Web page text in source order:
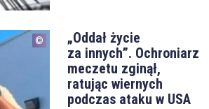
„Oddał życie
za innych”. Ochroniarz
meczetu zginął,
ratując wiernych
podczas ataku w USA